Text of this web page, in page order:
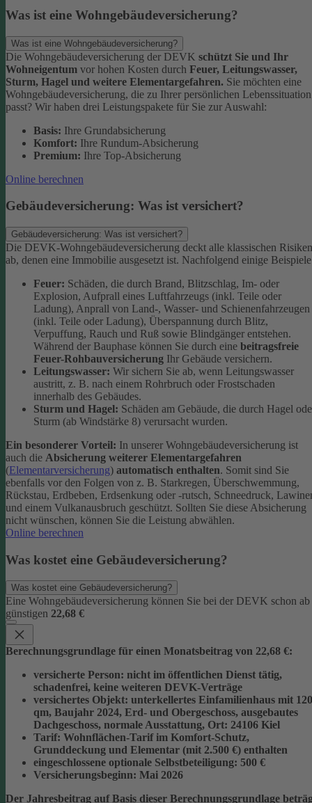
Was ist eine Wohngebäudeversicherung?
Was ist eine Wohngebäudeversicherung?
Die Wohngebäudeversicherung der DEVK schützt Sie und Ihr
Wohneigentum vor hohen Kosten durch Feuer, Leitungswasser,
Sturm, Hagel und weitere Elementargefahren. Sie möchten eine
Wohngebäudeversicherung, die zu Ihrer persönlichen Lebenssituation
passt? Wir haben drei Leistungspakete für Sie zur Auswahl:
Basis: Ihre Grundabsicherung
Komfort: Ihre Rundum-Absicherung
Premium: Ihre Top-Absicherung
Online berechnen
Gebäudeversicherung: Was ist versichert?
Gebäudeversicherung: Was ist versichert?
Die DEVK-Wohngebäudeversicherung deckt alle klassischen Risiken
ab, denen eine Immobilie ausgesetzt ist. Nachfolgend einige
Feuer: Schäden, die durch Brand, Blitzschlag, Im- oder
Explosion, Aufprall eines Luftfahrzeugs (inkl. Teile oder
Ladung), Anprall von Land-, Wasser- und Schienenfahrzeugen
(inkl. Teile oder Ladung), Überspannung durch Blitz,
Verpuffung, Rauch und Ruß sowie Blindgänger entstehen.
Während der Bauphase können Sie durch eine beitragsfreie
Feuer-Rohbauversicherung Ihr Gebäude versichern.
Leitungswasser: Wir sichern Sie ab, wenn Leitungswasser
austritt, z. B. nach einem Rohrbruch oder Frostschaden
innerhalb des Gebäudes.
Sturm und Hagel: Schäden am Gebäude, die durch Hagel
Sturm (ab Windstärke 8) verursacht wurden.
Ein besonderer Vorteil: In unserer Wohngebäudeversicherung ist
auch die Absicherung weiterer Elementargefahren
(Elementarversicherung) automatisch enthalten. Somit sind Sie
ebenfalls vor den Folgen von z. B. Starkregen, Überschwemmung,
Rückstau, Erdbeben, Erdsenkung oder -rutsch, Schneedruck,
und einem Vulkanausbruch geschützt. Sollten Sie diese Absicherung
nicht wünschen, können Sie die Leistung abwählen.
Online berechnen
Was kostet eine Gebäudeversicherung?
Was kostet eine Gebäudeversicherung?
Eine Wohngebäudeversicherung können Sie bei der DEVK schon ab
günstigen 22,68 €
Berechnungsgrundlage für einen Monatsbeitrag von 22,68 €:
versicherte Person: nicht im öffentlichen Dienst tätig,
schadenfrei, keine weiteren DEVK-Verträge
versichertes Objekt: unterkellertes Einfamilienhaus mit 120
qm, Baujahr 2024, Erd- und Obergeschoss, ausgebautes
Dachgeschoss, normale Ausstattung, Ort: 24106 Kiel
Tarif: Wohnflächen-Tarif im Komfort-Schutz,
Grunddeckung und Elementar (mit 2.500 €) enthalten
eingeschlossene optionale Selbstbeteiligung: 500 €
Versicherungsbeginn: Mai 2026
Der Jahresbeitrag auf Basis dieser Berechnungsgrundlage